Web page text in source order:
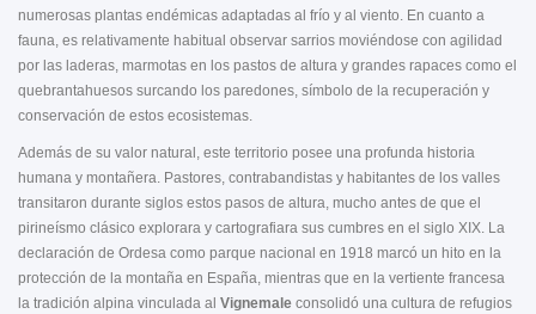
numerosas plantas endémicas adaptadas al frío y al viento. En cuanto a
fauna, es relativamente habitual observar sarrios moviéndose con agilidad
por las laderas, marmotas en los pastos de altura y grandes rapaces como el
quebrantahuesos surcando los paredones, símbolo de la recuperación y
conservación de estos ecosistemas.
Además de su valor natural, este territorio posee una profunda historia
humana y montañera. Pastores, contrabandistas y habitantes de los valles
transitaron durante siglos estos pasos de altura, mucho antes de que el
pirineísmo clásico explorara y cartografiara sus cumbres en el siglo XIX. La
declaración de Ordesa como parque nacional en 1918 marcó un hito en la
protección de la montaña en España, mientras que en la vertiente francesa
la tradición alpina vinculada al Vignemale consolidó una cultura de refugios